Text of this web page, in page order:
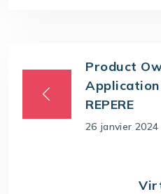
Product
Application
REPERE
26 janvier 2024